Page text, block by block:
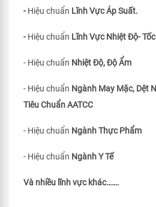
-Hiệu chuẩn Lĩnh Vực Áp Suất.
-Hiệu chuẩn Lĩnh Vực Nhiệt Độ-
- Hiệu chuẩn Nhiệt Độ, Độ Ẩm
- Hiệu chuẩn Ngành May Mặc, Dệt
Tiêu ChuẩnAATCC
- Hiệu chuẩn Ngành Thực Phẩm
- Hiệu chuẩn Ngành Y Tế
Và nhiều lĩnh vực khác…….